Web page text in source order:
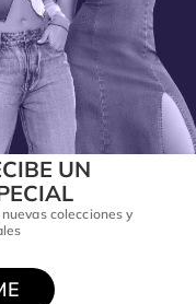
UN
colecciones y